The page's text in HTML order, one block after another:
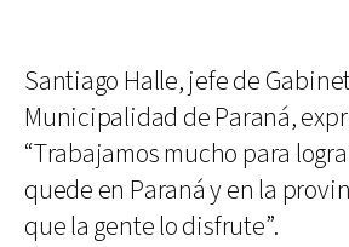
Santiago Halle, jefe de
Municipalidad de Paraná,
“Trabajamos mucho para
quede en Paraná y en la
que la gente lo disfrute”.